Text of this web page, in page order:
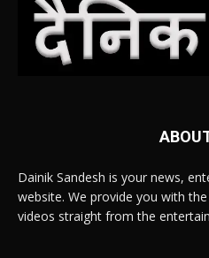
Dainik Sandesh is your news,
website. We provide you with
videos straight from the